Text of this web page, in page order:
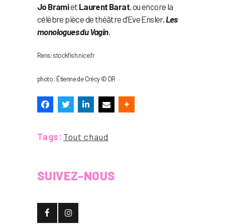
Jo Bramiet Laurent Barat, ou encore la
célèbre pièce de théâtre d’Eve Ensler,Les
monologues du Vagin.
Rens: stockfish.nice.fr
photo : Étienne de Crécy © DR
Tags: Tout chaud
SUIVEZ-NOUS